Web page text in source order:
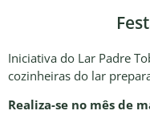
Iniciativa do Lar Padre
cozinheiras do lar
Realiza-se no mês de